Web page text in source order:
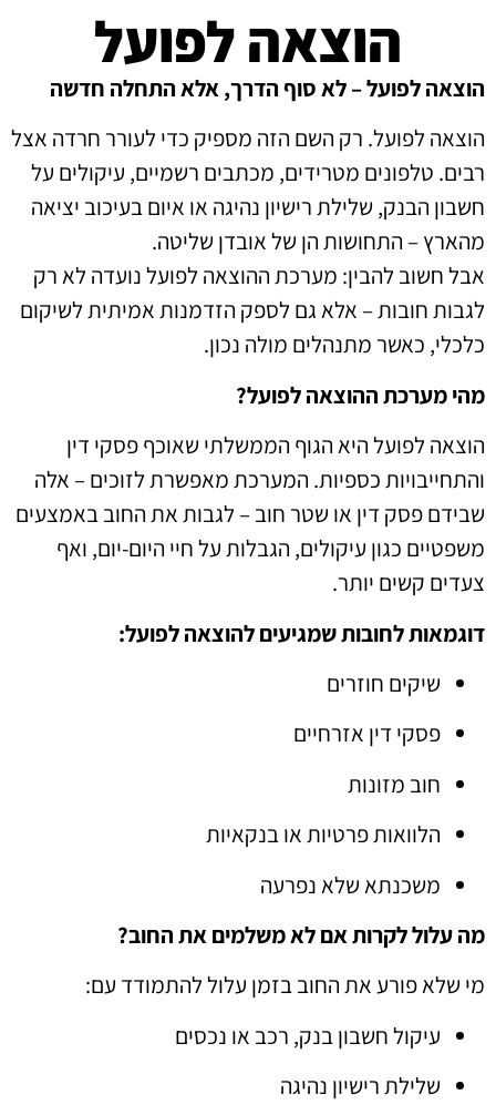
הוצאה לפועל
הוצאה לפועל – לא סוף הדרך, אלא התחלה חדשה
הוצאה לפועל. רק השם הזה מספיק כדי לעורר חרדה אצל
רבים. טלפונים מטרידים, מכתבים רשמיים, עיקולים על
חשבון הבנק, שלילת רישיון נהיגה או איום בעיכוב יציאה
מהארץ – התחושות הן של אובדן שליטה.
אבל חשוב להבין: מערכת ההוצאה לפועל נועדה לא רק
לגבות חובות – אלא גם לספק הזדמנות אמיתית לשיקום
כלכלי, כאשר מתנהלים מולה נכון.
מהי מערכת ההוצאה לפועל?
הוצאה לפועל היא הגוף הממשלתי שאוכף פסקי דין
והתחייבויות כספיות. המערכת מאפשרת לזוכים – אלה
שבידם פסק דין או שטר חוב – לגבות את החוב באמצעים
משפטיים כגון עיקולים, הגבלות על חיי היום-יום, ואף
צעדים קשים יותר.
דוגמאות לחובות שמגיעים להוצאה לפועל:
שיקים חוזרים
פסקי דין אזרחיים
חוב מזונות
הלוואות פרטיות או בנקאיות
משכנתא שלא נפרעה
מה עלול לקרות אם לא משלמים את החוב?
מי שלא פורע את החוב בזמן עלול להתמודד עם:
עיקול חשבון בנק, רכב או נכסים
שלילת רישיון נהיגה